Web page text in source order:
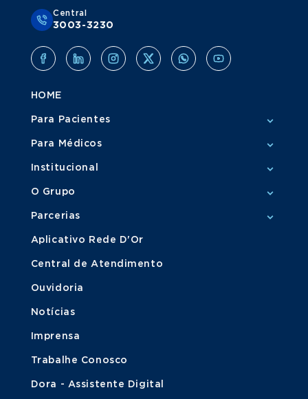
Central
3003-3230
HOME
Para Pacientes
Para Médicos
Institucional
O Grupo
Parcerias
Aplicativo Rede D'Or
Central de Atendimento
Ouvidoria
Notícias
Imprensa
Trabalhe Conosco
Dora - Assistente Digital